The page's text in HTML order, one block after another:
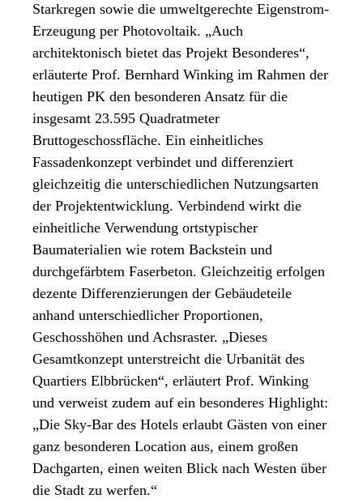
Starkregen sowie die umweltgerechte Eigenstrom-
Erzeugung per Photovoltaik. „Auch
architektonisch bietet das Projekt Besonderes“,
erläuterte Prof. Bernhard Winking im Rahmen der
heutigen PK den besonderen Ansatz für die
insgesamt 23.595 Quadratmeter
Bruttogeschossfläche. Ein einheitliches
Fassadenkonzept verbindet und differenziert
gleichzeitig die unterschiedlichen Nutzungsarten
der Projektentwicklung. Verbindend wirkt die
einheitliche Verwendung ortstypischer
Baumaterialien wie rotem Backstein und
durchgefärbtem Faserbeton. Gleichzeitig erfolgen
dezente Differenzierungen der Gebäudeteile
anhand unterschiedlicher Proportionen,
Geschosshöhen und Achsraster. „Dieses
Gesamtkonzept unterstreicht die Urbanität des
Quartiers Elbbrücken“, erläutert Prof. Winking
und verweist zudem auf ein besonderes Highlight:
„Die Sky-Bar des Hotels erlaubt Gästen von einer
ganz besonderen Location aus, einem großen
Dachgarten, einen weiten Blick nach Westen über
die Stadt zu werfen.“